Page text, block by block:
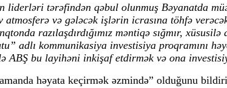
tərəfindən qəbul olunmuş Bəyanatda
atmosferə və gələcək işlərin icrasına töhfə
razılaşdırdığımız məntiqə sığmır,
adlı kommunikasiya investisiya proqramını
ABŞ bu layihəni inkişaf etdirmək və ona
həyata keçirmək əzmində” olduğunu